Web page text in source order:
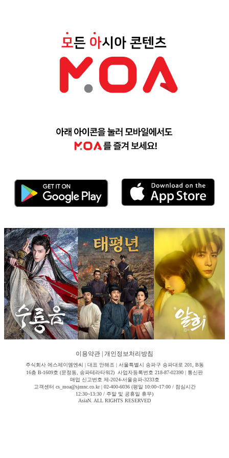
이용약관 개인정보처리방침
주식회사 에스제이엠엔씨 | 대표 안해조 | 서울특별시 송파구 송파대로 201, B동
16층 B-1609호 (문정동, 송파테라타워2) 사업자등록번호 218-87-02390 | 통신판
매업 신고번호 제-2024-서울송파-3233호
고객센터 cs_moa@sjmnc.co.kr | 02-400-6036 (평일 10:00~17:00 / 점심시간
12:30~13:30 / 주말 및 공휴일 휴무)
AsiaN. ALL RIGHTS RESERVED